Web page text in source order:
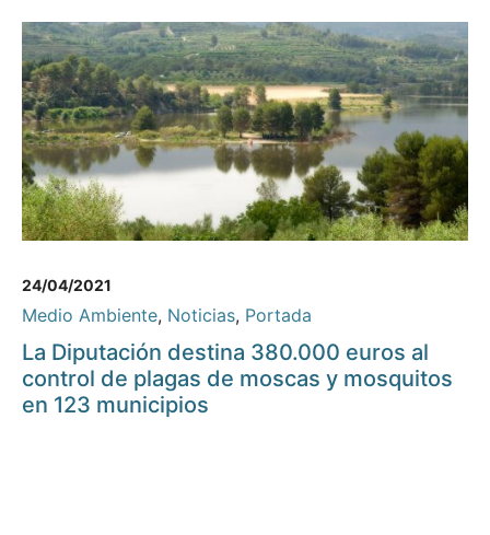
24/04/2021
Medio Ambiente, Noticias, Portada
La Diputación destina 380.000 euros al
control de plagas de moscas y mosquitos
en 123 municipios